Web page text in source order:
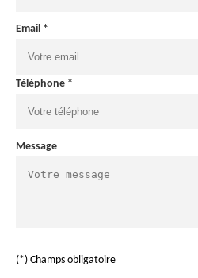
Email *
Téléphone *
Message
(*) Champs obligatoire